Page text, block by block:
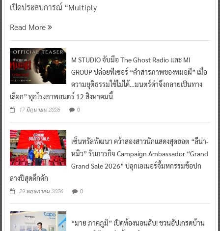
เปิดประสบการณ์ “Multiply
Read More
M STUDIO จับมือ The Ghost Radio และ MI
GROUP ปล่อยทีเซอร์ “คำสารภาพของหมอผี” เมื่อ
ความยุติธรรมใช้ไม่ได้…มนตร์ดำจึงกลายเป็นทาง
เลือก” ทุกโรงภาพยนตร์ 12 สิงหาคมนี้
17 มิถุนายน 2026 0
เซ็นทรัลพัฒนา คว้าสองสาวนักแสดงสุดฮอต “ลีน่า-
หมิว” รับภารกิจ Campaign Ambassador “Grand
Grand Sale 2026” ปลุกเอเนอร์จี้มหกรรมช้อปก
ลางปีสุดคึกคัก
29 พฤษภาคม 2026 0
“มาย ภาคภูมิ” เปิดห้องนอนลับ! ชวนอัปเกรดบ้าน